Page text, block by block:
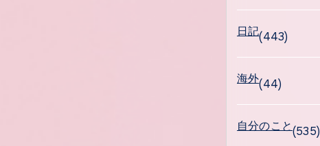
日記(443)
海外(44)
自分のこと(535)